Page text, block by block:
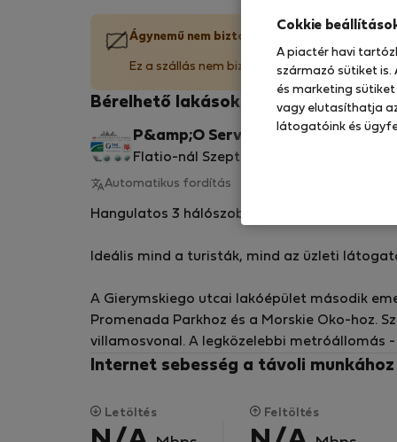
Ágynemű nem biztosított
Ez a szállás nem biztosít ágyneműt (párnák,
Bérelhető lakások - Varsó-Mokotów
P&amp;O Serviced A.
Flatio-nál Szeptember óta 2017
Automatikus fordítás
Hangulatos 3 hálószobás apartman 6 fő
Ideális mind a turisták, mind az üzleti
A Gierymskiego utcai lakóépület második
Promenada Parkhoz és a Morskie Oko-hoz.
villamosvonal. A legközelebbi metróállomás -
funkcióval rendelkezik, valamint egy teljesen
található: az egyik franciaággyal, a másik két
Internet sebesség a távoli
Letöltés Feltöltés
Cokkie
A piactér havi
származó sütiket is.
és marketing
vagy elutasíthatja
látogatóink és